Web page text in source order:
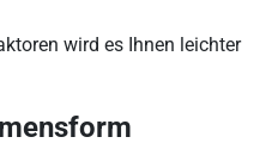
wird es Ihnen leichter